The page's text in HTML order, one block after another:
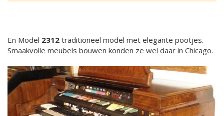
En Model 2312 traditioneel model met elegante pootjes.
Smaakvolle meubels bouwen konden ze wel daar in Chicago.